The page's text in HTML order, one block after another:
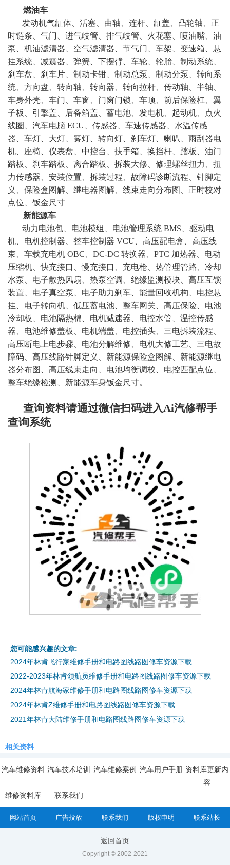
燃油车
发动机气缸体、活塞、曲轴、连杆、缸盖、凸轮轴、正
时链条、气门、进气歧管、排气歧管、火花塞、喷油嘴、油
泵、机油滤清器、空气滤清器、节气门、车架、变速箱、悬
挂系统、减震器、弹簧、下摆臂、车轮、轮胎、制动系统、
刹车盘、刹车片、制动卡钳、制动总泵、制动分泵、转向系
统、方向盘、转向轴、转向器、转向拉杆、传动轴、半轴、
车身外壳、车门、车窗、门窗门锁、车顶、前后保险杠、翼
子板、引擎盖、后备箱盖、蓄电池、发电机、起动机、点火
线圈、汽车电脑 ECU、传感器、车速传感器、水温传感
器、车灯、大灯、雾灯、转向灯、刹车灯、喇叭、雨刮器电
机、座椅、仪表盘、中控台、扶手箱、换挡杆、踏板、油门
踏板、刹车踏板、离合踏板、拆装大修、修理螺丝扭力、扭
力传感器、安装位置、拆装过程、故障码诊断流程、针脚定
义、保险盒图解、继电器图解、线束走向分布图、正时校对
点位、钣金尺寸
新能源车
动力电池包、电池模组、电池管理系统 BMS、驱动电
机、电机控制器、整车控制器 VCU、高压配电盒、高压线
束、车载充电机 OBC、DC-DC 转换器、PTC 加热器、电动
压缩机、快充接口、慢充接口、充电枪、热管理管路、冷却
水泵、电子散热风扇、热泵空调、绝缘监测模块、高压互锁
装置、电子真空泵、电子助力刹车、能量回收机构、电控悬
挂、电子转向机、低压蓄电池、整车网关、高压保险、电池
冷却板、电池隔热棉、电机减速器、电控水管、温控传感
器、电池维修盖板、电机端盖、电控插头、三电拆装流程、
高压断电上电步骤、电池分解维修、电机大修工艺、三电故
障码、高压线路针脚定义、新能源保险盒图解、新能源继电
器分布图、高压线束走向、电池均衡调校、电控匹配点位、
整车绝缘检测、新能源车身钣金尺寸。
查询资料请通过微信扫码进入Ai汽修帮手
查询系统
您可能感兴趣的文章:
2024年林肯飞行家维修手册和电路图线路图修车资源下载
2022-2023年林肯领航员维修手册和电路图线路图修车资源下载
2024年林肯航海家维修手册和电路图线路图修车资源下载
2024年林肯Z维修手册和电路图线路图修车资源下载
2021年林肯大陆维修手册和电路图线路图修车资源下载
相关资料
汽车维修资料 汽车技术培训 汽车维修案例 汽车用户手册 资料库更新内
容
维修资料库
联系我们
网站首页 广告投放 联系我们 版权申明 联系站长
返回首页
Copyright © 2002-2021